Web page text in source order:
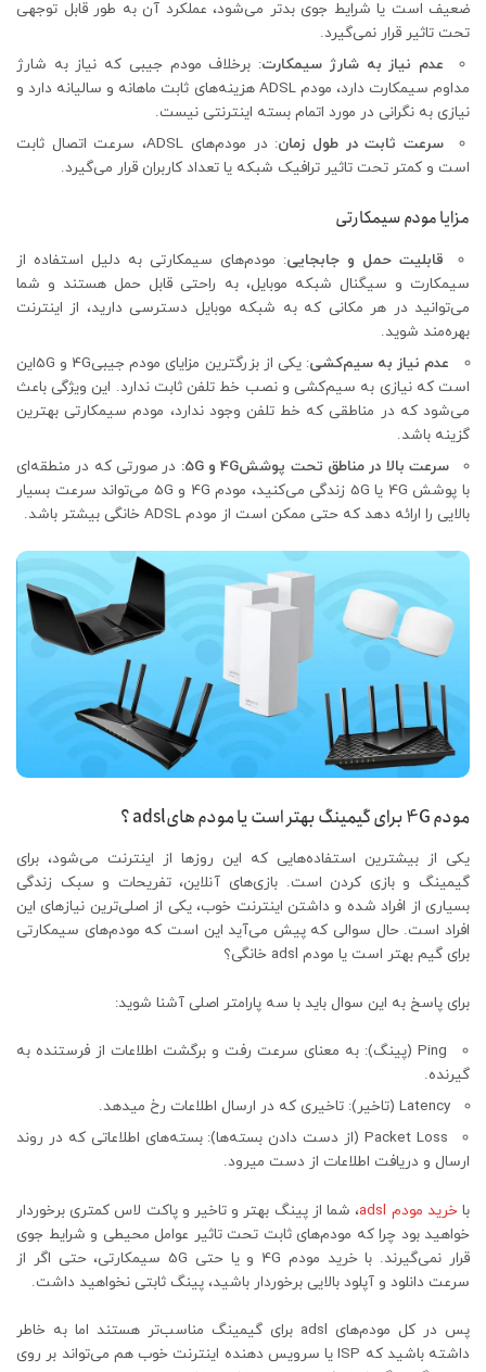
ضعیف است یا شرایط جوی بدتر می‌شود، عملکرد آن به طور قابل توجهی
تحت تاثیر قرار نمی‌گیرد.
عدم نیاز به شارژ سیمکارت: برخلاف مودم جیبی که نیاز به شارژ
مداوم سیمکارت دارد، مودم ADSL هزینه‌های ثابت ماهانه و سالیانه دارد و
نیازی به نگرانی در مورد اتمام بسته اینترنتی نیست.
سرعت ثابت در طول زمان
: در مودم‌های ADSL، سرعت اتصال ثابت
است و کمتر تحت تاثیر ترافیک شبکه یا تعداد کاربران قرار می‌گیرد.
مزایا مودم سیمکارتی
قابلیت حمل و جابجایی: مودم‌های سیمکارتی به دلیل استفاده از
سیمکارت و سیگنال شبکه موبایل، به راحتی قابل حمل هستند و شما
می‌توانید در هر مکانی که به شبکه موبایل دسترسی دارید، از اینترنت
بهره‌مند شوید.
عدم نیاز به سیم‌کشی
: یکی از بزرگترین مزایای مودم جیبی4G و 5Gاین
است که نیازی به سیم‌کشی و نصب خط تلفن ثابت ندارد. این ویژگی باعث
می‌شود که در مناطقی که خط تلفن وجود ندارد، مودم سیمکارتی بهترین
گزینه باشد.
سرعت بالا در مناطق تحت پوشش4G و 5G:
در صورتی که در منطقه‌ای
با پوشش 4G یا 5G زندگی می‌کنید، مودم 4G و 5G می‌تواند سرعت بسیار
بالایی را ارائه دهد که حتی ممکن است از مودم ADSL خانگی بیشتر باشد.
مودم 4G برای گیمینگ بهتر است یا مودم هایadsl ؟
یکی از بیشترین استفاده‌هایی که این روزها از اینترنت می‌شود، برای
گیمینگ و بازی کردن است. بازی‌های آنلاین، تفریحات و سبک زندگی
بسیاری از افراد شده و داشتن اینترنت خوب، یکی از اصلی‌ترین نیازهای این
افراد است. حال سوالی که پیش می‌آید این است که مودم‌های سیمکارتی
برای گیم بهتر است یا مودم adsl خانگی؟
برای پاسخ به این سوال باید با سه پارامتر اصلی آشنا شوید:
Ping (پینگ): به معنای سرعت رفت و برگشت اطلاعات از فرستنده به
گیرنده.
Latency (تاخیر): تاخیری که در ارسال اطلاعات رخ میدهد.
Packet Loss (از دست دادن بسته‌ها): بسته‌های اطلاعاتی که در روند
ارسال و دریافت اطلاعات از دست میرود.
باخرید مودم adsl
، شما از پینگ بهتر و تاخیر و پاکت لاس کمتری برخوردار
خواهید بود چرا که مودم‌های ثابت تحت تاثیر عوامل محیطی و شرایط جوی
قرار نمی‌گیرند. با خرید مودم 4G و یا حتی 5G سیمکارتی، حتی اگر از
سرعت دانلود و آپلود بالایی برخوردار باشید، پینگ ثابتی نخواهید داشت.
پس در کل مودم‌های adsl برای گیمینگ مناسب‌تر هستند اما به خاطر
داشته باشید که ISP یا سرویس دهنده اینترنت خوب هم می‌تواند بر روی